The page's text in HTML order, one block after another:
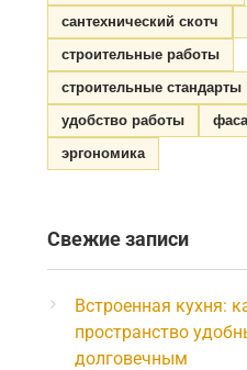
сантехнический скотч
строительные работы
строительные стандарты
удобство работы
эргономика
Свежие записи
Встроенная кухня:
пространство
долговечным